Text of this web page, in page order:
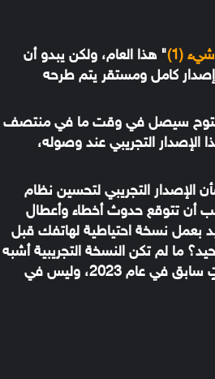
(1)
" هذا العام، ولكن يبدو أن
كامل ومستقر يتم طرحه
المفتوح سيصل في وقت ما في منتصف
الإصدار التجريبي عند وصوله،
الإصدار التجريبي لتحسين نظام
أن تتوقع حدوث أخطاء وأعطال
بعمل نسخة احتياطية لهاتفك قبل
ما لم تكن النسخة التجريبية أشبه
بمرشح الإصدار، فلن تكون بالتأكيد هذا العام، لذا نأمل أن يصل في وقتٍ سابق في عام 2023، وليس في